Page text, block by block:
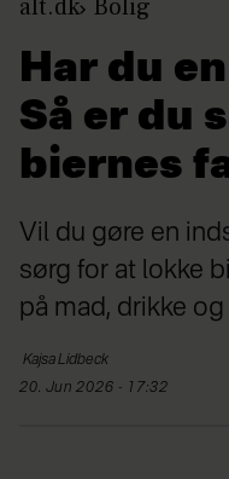
alt.dk Bolig
Har du
Så er du
biernes
Vil du gøre en
sørg for at lokke
på mad, drikke og
Kajsa Lidbeck
20. Jun 2026 - 17:32